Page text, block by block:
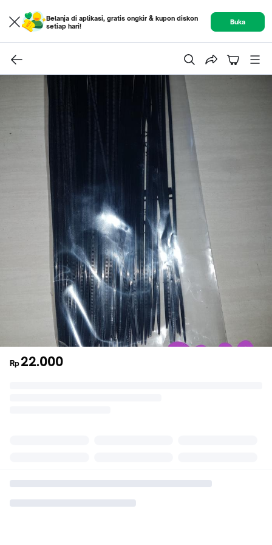
Belanja di aplikasi, gratis ongkir & kupon diskon
setiap hari!
Buka
Rp 22.000